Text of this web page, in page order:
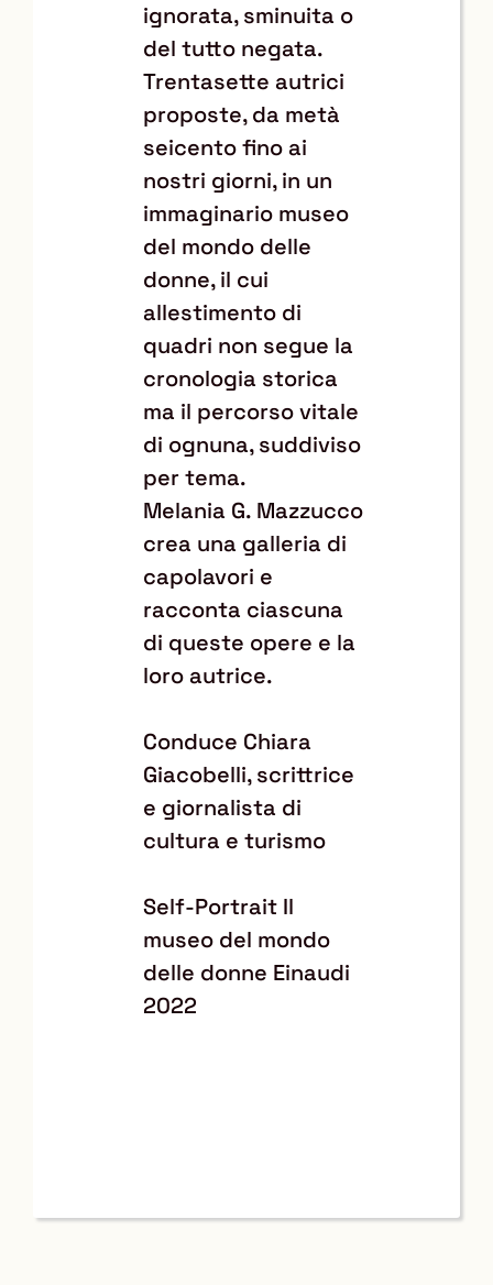
ignorata, sminuita o
del tutto negata.
Trentasette autrici
proposte, da metà
seicento fino ai
nostri giorni, in un
immaginario museo
del mondo delle
donne, il cui
allestimento di
quadri non segue la
cronologia storica
ma il percorso vitale
di ognuna, suddiviso
per tema.
Melania G. Mazzucco
crea una galleria di
capolavori e
racconta ciascuna
di queste opere e la
loro autrice.
Conduce Chiara
Giacobelli, scrittrice
e giornalista di
cultura e turismo
Self-Portrait Il
museo del mondo
delle donne Einaudi
2022